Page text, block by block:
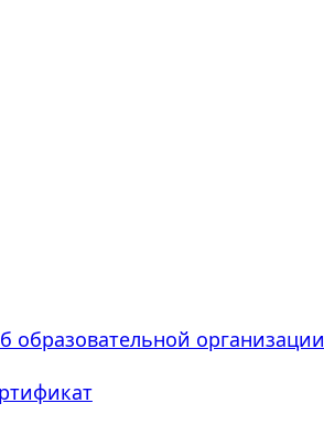
образовательной организации